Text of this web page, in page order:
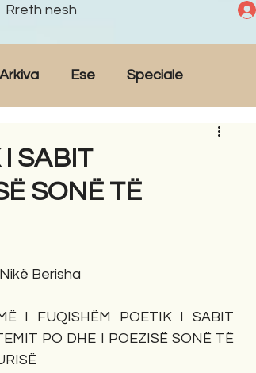
Rreth nesh
Arkiva Ese Speciale
English Përkthime
SABIT
SONË TË
Berisha
I FUQISHËM POETIK I SABIT
PO DHE I POEZISË SONË TË